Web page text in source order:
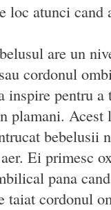
loc atunci cand
are un
cordonul
inspire pentru a
plamani. Acest
bebelusii
Ei primesc
pana
taiat cordonul